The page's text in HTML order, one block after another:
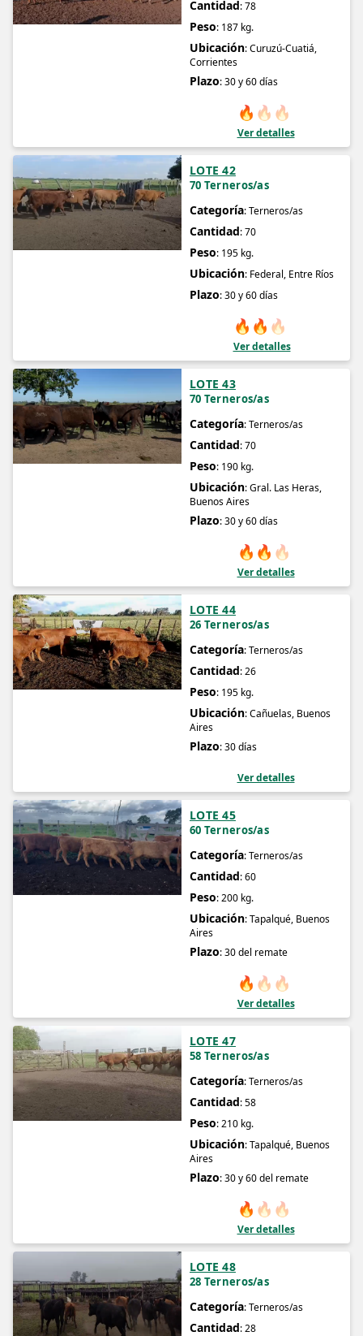
Cantidad: 78
Peso: 187 kg.
Ubicación: Curuzú-Cuatiá,
Corrientes
Plazo: 30 y 60 días
🔥 🔥 🔥
Ver detalles
LOTE 42
70 Terneros/as
Categoría: Terneros/as
Cantidad: 70
Peso: 195 kg.
Ubicación: Federal, Entre Ríos
Plazo: 30 y 60 días
🔥 🔥 🔥
Ver detalles
LOTE 43
70 Terneros/as
Categoría: Terneros/as
Cantidad: 70
Peso: 190 kg.
Ubicación: Gral. Las Heras,
Buenos Aires
Plazo: 30 y 60 días
🔥 🔥 🔥
Ver detalles
LOTE 44
26 Terneros/as
Categoría: Terneros/as
Cantidad: 26
Peso: 195 kg.
Ubicación: Cañuelas, Buenos
Aires
Plazo: 30 días
Ver detalles
LOTE 45
60 Terneros/as
Categoría: Terneros/as
Cantidad: 60
Peso: 200 kg.
Ubicación: Tapalqué, Buenos
Aires
Plazo: 30 del remate
🔥 🔥 🔥
Ver detalles
LOTE 47
58 Terneros/as
Categoría: Terneros/as
Cantidad: 58
Peso: 210 kg.
Ubicación: Tapalqué, Buenos
Aires
Plazo: 30 y 60 del remate
🔥 🔥 🔥
Ver detalles
LOTE 48
28 Terneros/as
Categoría: Terneros/as
Cantidad: 28